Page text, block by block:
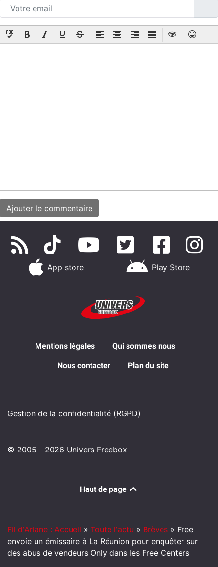
App store Play Store
Mentions légales Qui sommes nous
Nous contacter Plan du site
Gestion de la confidentialité (RGPD)
© 2005 - 2026 Univers Freebox
Haut de page
Fil d'Ariane : Accueil » Toute l'actu » Brèves » Free
envoie un émissaire à La Réunion pour enquêter sur
des abus de vendeurs Only dans les Free Centers